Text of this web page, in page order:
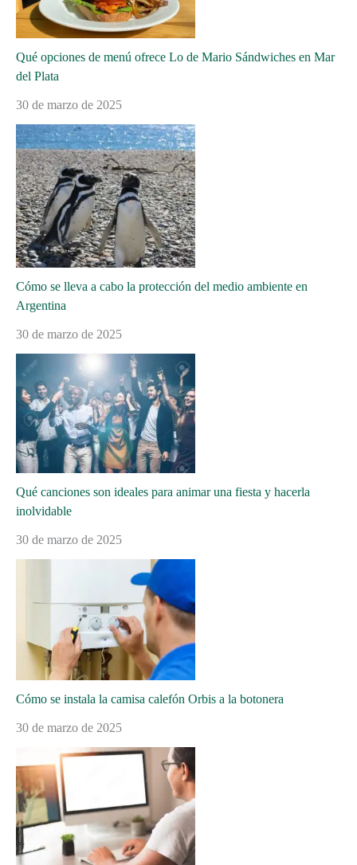
Qué opciones de menú ofrece Lo de Mario Sándwiches en Mar
del Plata
30 de marzo de 2025
Cómo se lleva a cabo la protección del medio ambiente en
Argentina
30 de marzo de 2025
Qué canciones son ideales para animar una fiesta y hacerla
inolvidable
30 de marzo de 2025
Cómo se instala la camisa calefón Orbis a la botonera
30 de marzo de 2025